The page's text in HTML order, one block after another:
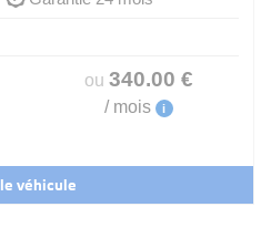
ou 340.00 €
/ mois i
véhicule